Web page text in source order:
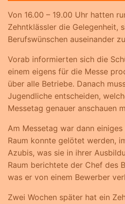
Von 16.00 – 19.00 Uhr hatten
Zehntklässler die Gelegenheit,
Berufswünschen auseinander
Vorab informierten sich die
einem eigens für die Messe
über alle Betriebe. Danach
Jugendliche entscheiden,
Messetag genauer anschauen
Am Messetag war dann
Raum konnte gelötet werden,
Azubis, was sie in ihrer
Raum berichtete der Chef des
was er von einem Bewerber
Zwei Wochen später hat ein